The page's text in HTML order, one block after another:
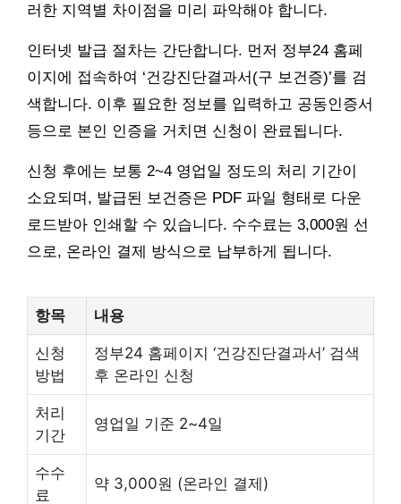
러한 지역별 차이점을 미리 파악해야 합니다.
인터넷 발급 절차는 간단합니다. 먼저 정부24 홈페
이지에 접속하여 ‘건강진단결과서(구 보건증)’를 검
색합니다. 이후 필요한 정보를 입력하고 공동인증서
등으로 본인 인증을 거치면 신청이 완료됩니다.
신청 후에는 보통 2~4 영업일 정도의 처리 기간이
소요되며, 발급된 보건증은 PDF 파일 형태로 다운
로드받아 인쇄할 수 있습니다. 수수료는 3,000원 선
으로, 온라인 결제 방식으로 납부하게 됩니다.
항목 내용
신청
방법
정부24 홈페이지 ‘건강진단결과서’ 검색
후 온라인 신청
처리
기간
영업일 기준 2~4일
수수
료
약 3,000원 (온라인 결제)